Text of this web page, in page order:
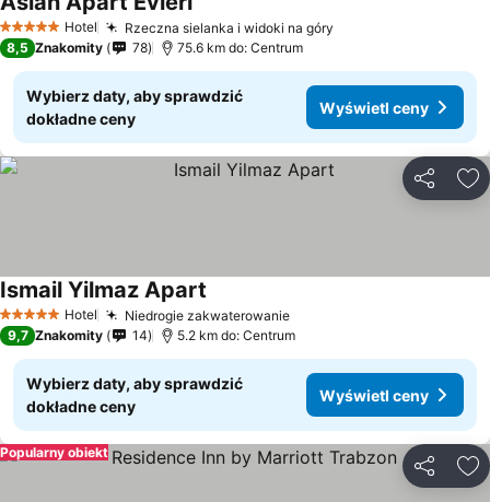
5 KategoriaHotel Rzeczna sielanka i widoki na góry
8,5 Znakomity 78 75.6 km do: Centrum
Wybierz daty, aby sprawdzić
dokładne ceny
Wyświetl ceny
5 KategoriaHotel Niedrogie zakwaterowanie
Ismail Yilmaz Apart
9,7 Znakomity 14 5.2 km do: Centrum
Wybierz daty, aby sprawdzić
dokładne ceny
Wyświetl ceny
Popularny obiekt